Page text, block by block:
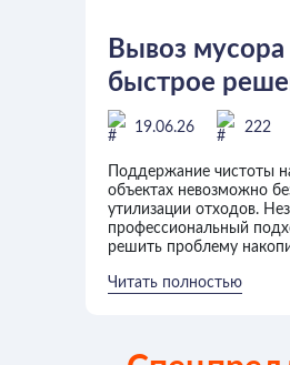
Вывоз
быстрое
частных и
объектов
19.06.26 222
Поддержание чистоты
объектах невозможно
утилизации отходов.
профессиональный
решить проблему
Читать полностью